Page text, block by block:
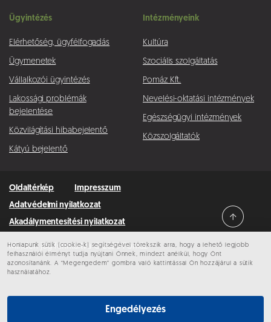
Honlapunk sütik (cookie-k) segítségével törekszik arra, hogy a lehető legjobb
felhasználói élményt tudja nyújtani Önnek, mindezt anélkül, hogy Önt
azonosítanánk. A “Megengedem” gombra való kattintással Ön hozzájárul a sütik
használatához.
Engedélyezés
Ügyintézés
Elérhetőség, ügyfélfogadás
Ügymenetek
Vállalkozói ügyintézés
Lakossági problémák
bejelentése
Közvilágítási hibabejelentő
Kátyú bejelentő
Intézményeink
Kultúra
Szociális szolgáltatás
Pomáz Kft.
Nevelési-oktatási intézmények
Egészségügyi intézmények
Közszolgáltatók
Oldaltérkép
Impresszum
Adatvédelmi nyilatkozat
Akadálymentesítési nyilatkozat
Minden jog fenntartva © 2026 Pomáz